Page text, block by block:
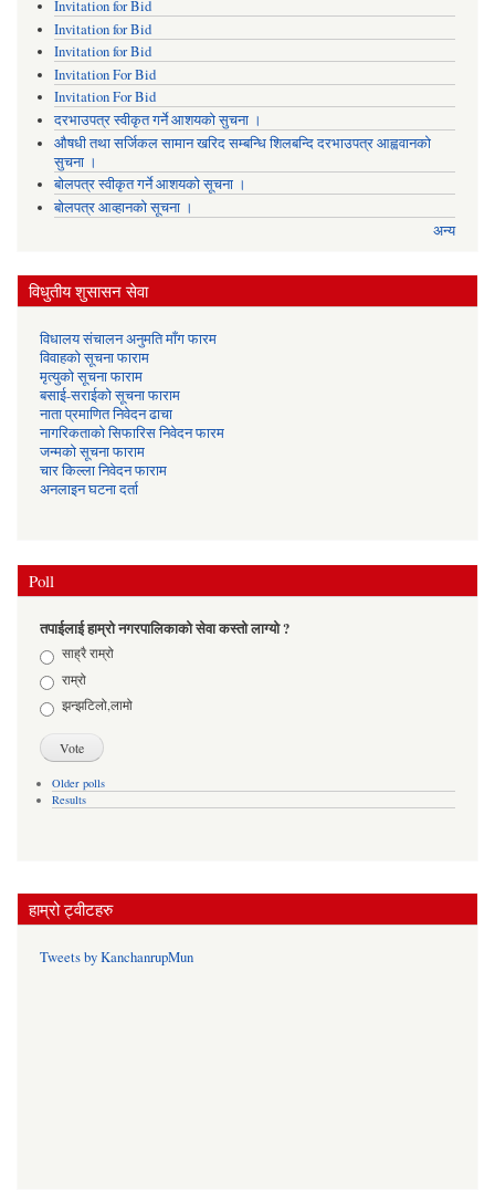
Invitation for Bid
Invitation for Bid
Invitation for Bid
Invitation For Bid
Invitation For Bid
दरभाउपत्र स्वीकृत गर्ने आशयको सुचना ।
औषधी तथा सर्जिकल सामान खरिद सम्बन्धि शिलबन्दि दरभाउपत्र आह्ववानको
सुचना ।
बोलपत्र स्वीकृत गर्ने आशयको सूचना ।
बोलपत्र आव्हानको सूचना ।
अन्य
विधुतीय शुसासन सेवा
विधालय संचालन अनुमति माँग फारम
विवाहको सूचना फाराम
मृत्युको सूचना फाराम
बसाई-सराईको सूचना फाराम
नाता प्रमाणित निवेदन ढाचा
नागरिकताको सिफारिस निवेदन फारम
जन्मको सूचना फाराम
चार किल्ला निवेदन फाराम
अनलाइन घटना दर्ता
Poll
तपाईलाई हाम्रो नगरपालिकाको सेवा कस्तो लाग्यो ?
Choicesसाह्रै राम्रो
राम्रो
झन्झटिलो,लामो
Older polls
Results
हाम्रो ट्वीटहरु
Tweets by KanchanrupMun